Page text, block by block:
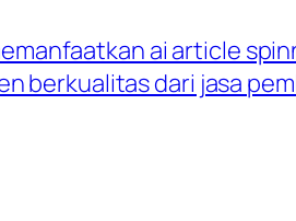
ai article
berkualitas dari jasa